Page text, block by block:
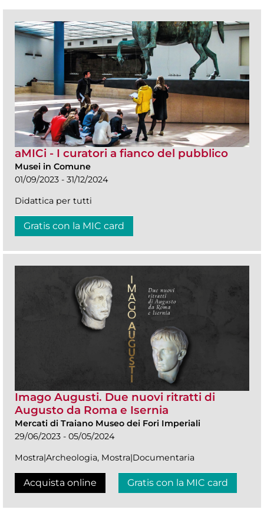
aMICi - I curatori a fianco del pubblico
Musei in Comune
01/09/2023 - 31/12/2024
Didattica per tutti
Gratis con la MIC card
Imago Augusti. Due nuovi ritratti di
Augusto da Roma e Isernia
Mercati di Traiano Museo dei Fori Imperiali
29/06/2023 - 05/05/2024
Mostra|Archeologia, Mostra|Documentaria
Acquista online Gratis con la MIC card